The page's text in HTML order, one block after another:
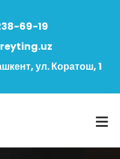
69-19
ул. Коратош, 1